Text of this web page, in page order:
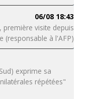
06/08 18:43
première visite depuis
(responsable à l'AFP)
exprime sa
répétées"